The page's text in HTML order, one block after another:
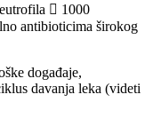
 1000
antibioticima širokog
događaje,
davanja leka (videti